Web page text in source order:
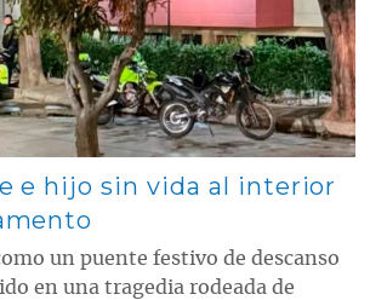
e hijo sin vida al interior
un puente festivo de descanso
en una tragedia rodeada de